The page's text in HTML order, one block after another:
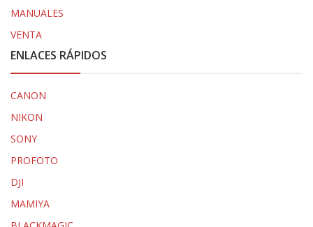
MANUALES
VENTA
ENLACES RÁPIDOS
CANON
NIKON
SONY
PROFOTO
DJI
MAMIYA